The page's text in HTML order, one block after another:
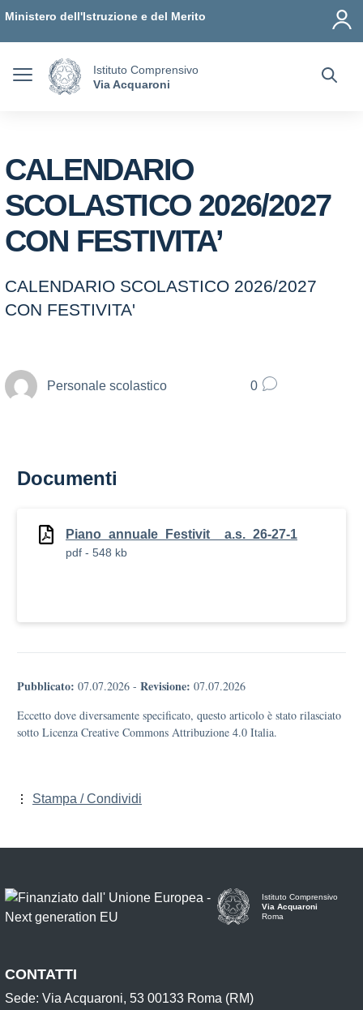
Ministero dell'Istruzione e del Merito
Istituto Comprensivo
Via Acquaroni
CALENDARIO
SCOLASTICO 2026/2027
CON FESTIVITA’
CALENDARIO SCOLASTICO 2026/2027
CON FESTIVITA'
Personale scolastico 0
Documenti
Piano_annuale_Festivit__a.s._26-27-1
pdf - 548 kb
Pubblicato: 07.07.2026 - Revisione: 07.07.2026
Eccetto dove diversamente specificato, questo articolo è stato rilasciato
sotto Licenza Creative Commons Attribuzione 4.0 Italia.
Stampa / Condividi
Istituto Comprensivo
Via Acquaroni
Roma
CONTATTI
Sede: Via Acquaroni, 53 00133 Roma (RM)